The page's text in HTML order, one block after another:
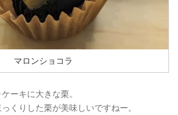
マロンショコラ
ーキに大きな栗。
くりした栗が美味しいですねー。